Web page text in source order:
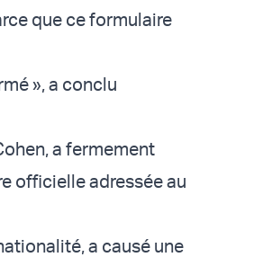
que ce formulaire
», a conclu
a fermement
officielle adressée au
a causé une